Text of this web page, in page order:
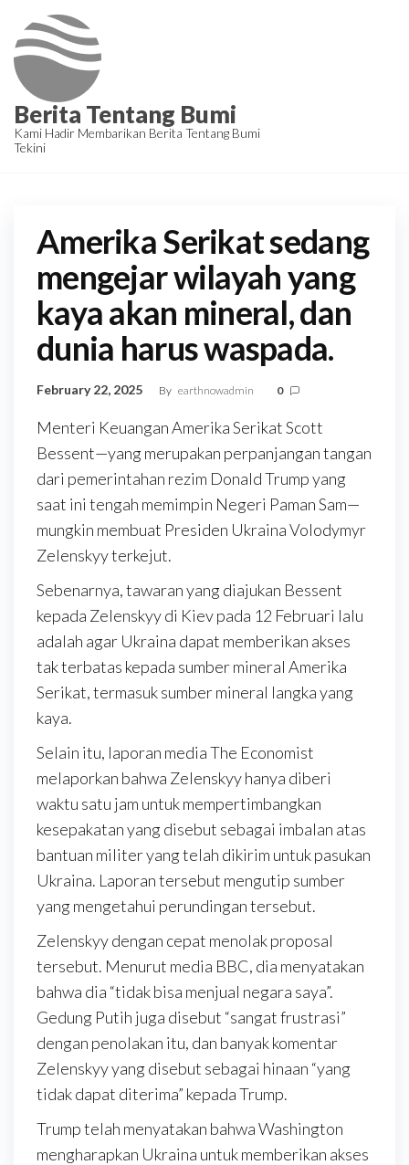
the
content
Berita Tentang Bumi
Kami Hadir Membarikan Berita Tentang Bumi
Tekini
Amerika Serikat sedang
mengejar wilayah yang
kaya akan mineral, dan
dunia harus waspada.
February 22, 2025 By earthnowadmin 0
Menteri Keuangan Amerika Serikat Scott
Bessent—yang merupakan perpanjangan tangan
dari pemerintahan rezim Donald Trump yang
saat ini tengah memimpin Negeri Paman Sam—
mungkin membuat Presiden Ukraina Volodymyr
Zelenskyy terkejut.
Sebenarnya, tawaran yang diajukan Bessent
kepada Zelenskyy di Kiev pada 12 Februari lalu
adalah agar Ukraina dapat memberikan akses
tak terbatas kepada sumber mineral Amerika
Serikat, termasuk sumber mineral langka yang
kaya.
Selain itu, laporan media The Economist
melaporkan bahwa Zelenskyy hanya diberi
waktu satu jam untuk mempertimbangkan
kesepakatan yang disebut sebagai imbalan atas
bantuan militer yang telah dikirim untuk pasukan
Ukraina. Laporan tersebut mengutip sumber
yang mengetahui perundingan tersebut.
Zelenskyy dengan cepat menolak proposal
tersebut. Menurut media BBC, dia menyatakan
bahwa dia “tidak bisa menjual negara saya”.
Gedung Putih juga disebut “sangat frustrasi”
dengan penolakan itu, dan banyak komentar
Zelenskyy yang disebut sebagai hinaan “yang
tidak dapat diterima” kepada Trump.
Trump telah menyatakan bahwa Washington
mengharapkan Ukraina untuk memberikan akses